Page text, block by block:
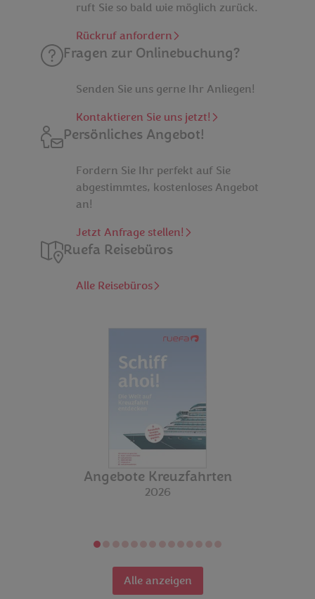
ruft Sie so bald wie möglich zurück.
Rückruf anfordern
Fragen zur Onlinebuchung?
Senden Sie uns gerne Ihr Anliegen!
Kontaktieren Sie uns jetzt!
Persönliches Angebot!
Fordern Sie Ihr perfekt auf Sie
abgestimmtes, kostenloses Angebot
an!
Jetzt Anfrage stellen!
Ruefa Reisebüros
Alle Reisebüros
Angebote Kreuzfahrten
2026
Alle anzeigen